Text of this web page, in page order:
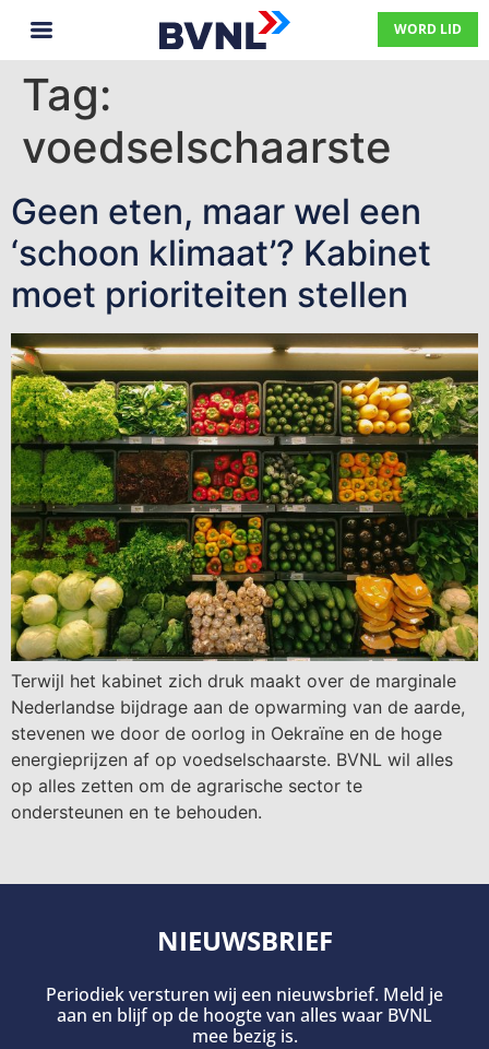
WORD LID
Tag:
voedselschaarste
Geen eten, maar wel een
‘schoon klimaat’? Kabinet
moet prioriteiten stellen
Terwijl het kabinet zich druk maakt over de marginale
Nederlandse bijdrage aan de opwarming van de aarde,
stevenen we door de oorlog in Oekraïne en de hoge
energieprijzen af op voedselschaarste. BVNL wil alles
op alles zetten om de agrarische sector te
ondersteunen en te behouden.
NIEUWSBRIEF
Periodiek versturen wij een nieuwsbrief. Meld je
aan en blijf op de hoogte van alles waar BVNL
mee bezig is.